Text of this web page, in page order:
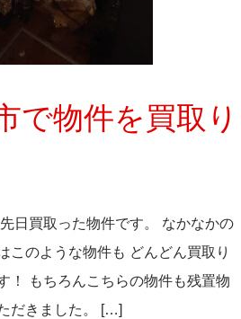
で物件を買取り
日買取った物件です。 なかなかの
このような物件も どんどん買取り
！ もちろんこちらの物件も残置物
だきました。 […]